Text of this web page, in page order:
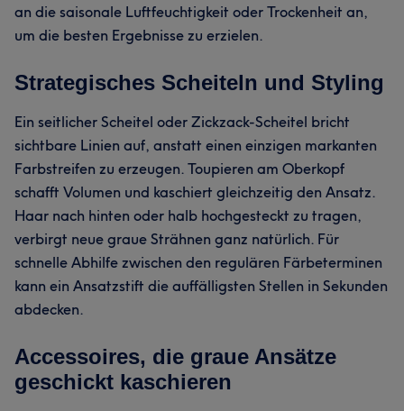
an die saisonale Luftfeuchtigkeit oder Trockenheit an,
um die besten Ergebnisse zu erzielen.
Strategisches Scheiteln und Styling
Ein seitlicher Scheitel oder Zickzack-Scheitel bricht
sichtbare Linien auf, anstatt einen einzigen markanten
Farbstreifen zu erzeugen. Toupieren am Oberkopf
schafft Volumen und kaschiert gleichzeitig den Ansatz.
Haar nach hinten oder halb hochgesteckt zu tragen,
verbirgt neue graue Strähnen ganz natürlich. Für
schnelle Abhilfe zwischen den regulären Färbeterminen
kann ein Ansatzstift die auffälligsten Stellen in Sekunden
abdecken.
Accessoires, die graue Ansätze
geschickt kaschieren